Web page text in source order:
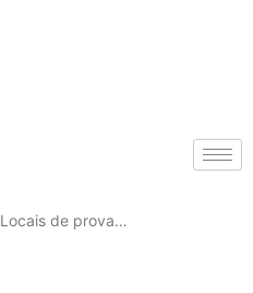
Locais de prova…